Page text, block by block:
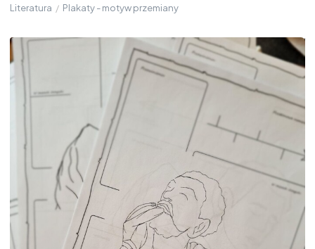
Literatura / Plakaty - motyw przemiany